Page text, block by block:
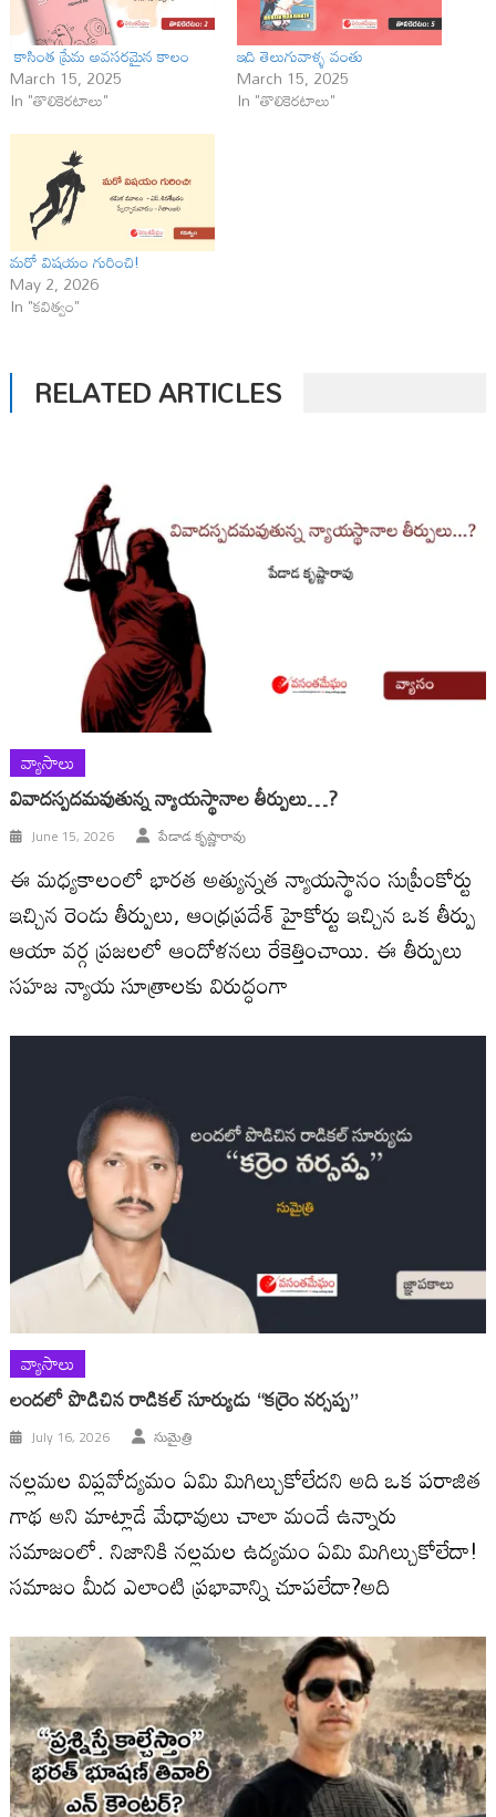
కాసింత ప్రేమ అవసరమైన కాలం
March 15, 2025
In "తొలికెరటాలు"
ఇది తెలుగువాళ్ళ వంతు
March 15, 2025
In "తొలికెరటాలు"
మరో విషయం గురించి!
May 2, 2026
In "కవిత్వం"
RELATED ARTICLES
వ్యాసాలు
వివాదస్పదమవుతున్న న్యాయస్థానాల తీర్పులు…?
June 15, 2026 పేడాడ కృష్ణారావు
ఈ మధ్యకాలంలో భారత అత్యున్నత న్యాయస్థానం సుప్రీంకోర్టు
ఇచ్చిన రెండు తీర్పులు, ఆంధ్రప్రదేశ్ హైకోర్టు ఇచ్చిన ఒక తీర్పు
ఆయా వర్గ ప్రజలలో ఆందోళనలు రేకెత్తించాయి. ఈ తీర్పులు
సహజ న్యాయ సూత్రాలకు విరుద్ధంగా
వ్యాసాలు
లందలో పొడిచిన రాడికల్ సూర్యుడు “కర్రెం నర్సప్ప”
July 16, 2026 సుమైత్రి
నల్లమల విప్లవోద్యమం ఏమి మిగిల్చుకోలేదని అది ఒక పరాజిత
గాథ అని మాట్లాడే మేధావులు చాలా మందే ఉన్నారు
సమాజంలో. నిజానికి నల్లమల ఉద్యమం ఏమి మిగిల్చుకోలేదా!
సమాజం మీద ఎలాంటి ప్రభావాన్ని చూపలేదా?అది